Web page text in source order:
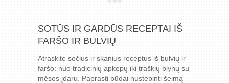
SOTŪS IR GARDŪS RECEPTAI IŠ
FARŠO IR BULVIŲ
Atraskite sočius ir skanius receptus iš bulvių ir
faršo: nuo tradicinių apkepų iki traškių blynų su
mėsos įdaru. Paprasti būdai nustebinti šeimą